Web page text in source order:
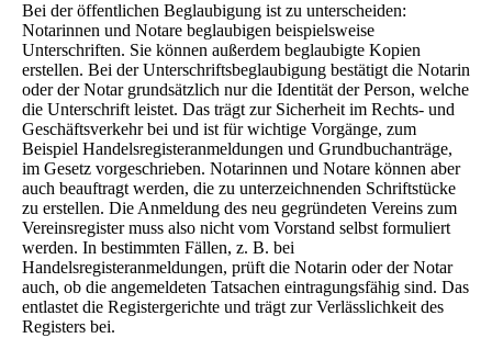
Bei der öffentlichen Beglaubigung ist zu unterscheiden:
Notarinnen und Notare beglaubigen beispielsweise
Unterschriften. Sie können außerdem beglaubigte Kopien
erstellen. Bei der Unterschriftsbeglaubigung bestätigt die Notarin
oder der Notar grundsätzlich nur die Identität der Person, welche
die Unterschrift leistet. Das trägt zur Sicherheit im Rechts- und
Geschäftsverkehr bei und ist für wichtige Vorgänge, zum
Beispiel Handelsregisteranmeldungen und Grundbuchanträge,
im Gesetz vorgeschrieben. Notarinnen und Notare können aber
auch beauftragt werden, die zu unterzeichnenden Schriftstücke
zu erstellen. Die Anmeldung des neu gegründeten Vereins zum
Vereinsregister muss also nicht vom Vorstand selbst formuliert
werden. In bestimmten Fällen, z. B. bei
Handelsregisteranmeldungen, prüft die Notarin oder der Notar
auch, ob die angemeldeten Tatsachen eintragungsfähig sind. Das
entlastet die Registergerichte und trägt zur Verlässlichkeit des
Registers bei.